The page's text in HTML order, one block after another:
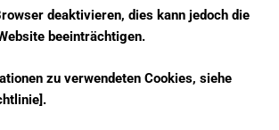
deaktivieren, dies kann jedoch die
beeinträchtigen.
zu verwendeten Cookies, siehe